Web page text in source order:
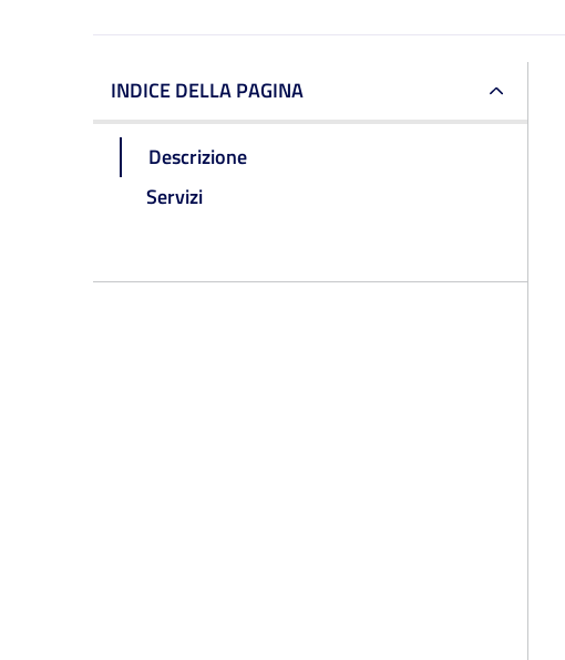
INDICE DELLA PAGINA
Descrizione
Servizi